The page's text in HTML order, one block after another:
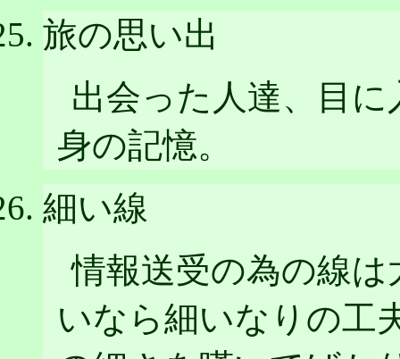
旅の思い出
出会った人達、目
身の記憶。
細い線
情報送受の為の線
いなら細いなりの工